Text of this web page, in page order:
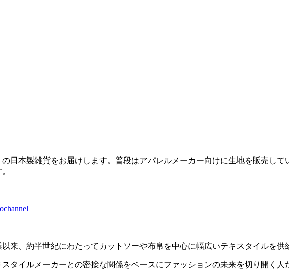
日本製雑貨をお届けします。普段はアパレルメーカー向けに生地を販売し
来、約半世紀にわたってカットソーや布帛を中心に幅広いテキスタイルを供
タイルメーカーとの密接な関係をベースにファッションの未来を切り開く人